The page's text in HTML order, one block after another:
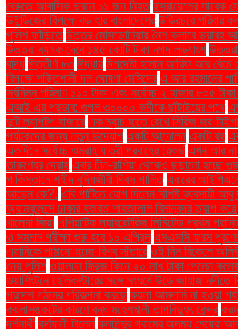
বৈরুতে আবাসিক ভবনে ১১ জন নিহত ইসরায়েলের সাবেক
উইন্ডিজের বিপক্ষে বড় হার বাংলাদেশের উড়িরচরে পরিবার
পুলিশ ফাঁড়িতে উত্তর মেসিডোনিয়ায় নৈশ ক্লাবে ভয়াবহ
উত্তরা ব্যাংক দেবে ১৪৫ কোটি টাকা নগদ লভ্যাংশ
বৃদ্ধি উত্তীর্ণ ৮৩ উদ্ধার উপদেষ্টা হাসান আরিফ আর বেঁচে
বিপক্ষে শক্তিশালী দল ঘোষণা মেসিদের এ আর রহমানের
সর্বনিম্ন পরিমাণ ১১০ টাকা এবং সর্বোচ্চ ২ হাজার ৮০৫ টাকা
এআই এর প্রভাব: গুগল ৩০০০০ কর্মীকে ছাঁটাইয়ের পথে
দুটি ল্যাপটপ বাজারে এক ম্যাচ হাতে রেখে সিরিজ জয়
পর্যটকদের জন্য নতুন উদ্যোগ একটি আন্দোলন একটি বই
একদিনে সর্বোচ্চ ওমরাহ যাত্রী প্রবাহের রেকর্ড এখন আর না
তারুণ্যের দ্রোহ এবার চীন-রাশিয়া থেকেও ছড়ানো
পাকিস্তানে শহীদ বুদ্ধিজীবী দিবস পালিত এবারের
আছেন কে?. এবি পার্টিতে যোগ দিলেন বিশিষ্ট ব্যবসায়ী
অ্যাম্বুলেন্সে ঢাকার হজরত শাহজালাল বিমানবন্দর ত্যাগ
খালেদা জিয়া এশিয়াটিক ল্যাবরেটরিজ লিমিটেড প্রথম
ও সমমান পরীক্ষা শুরু হবে ১০ এপ্রিল এসএসসি ফরম
এ্যানিকে পাঠানো হচ্ছে বিশ্ব সাঁতারে ওই দিন বিকেলে
নেয় পুলিশ ওয়ালটন ফ্রিজ কিনে ২০ লাখ টাকা পেলেন কলেজ
ওয়াশিংটনে হেলিকপ্টারের সঙ্গে সংঘর্ষে উড়োজাহাজ নদীতে
প্রদেশ গঠনের পরিকল্পনা করছে কয়লা আমদানি না হওয়া
কয়লাসঙ্কটের কারণে বন্ধ মহেশখালী তাপবিদ্যুৎ কেন্দ্র
দর্শনার্থী কর্ণফুলী টানেল কলসিন্দুর গ্রামের অদম্য মেয়েরা